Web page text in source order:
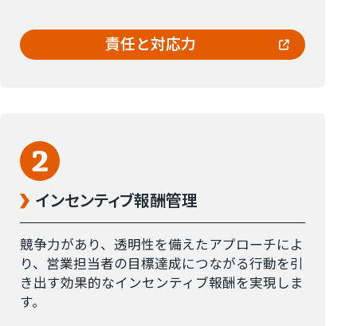
責任と対応力
インセンティブ報酬管理
競争力があり、透明性を備えたアプローチによ
り、営業担当者の目標達成につながる行動を引
き出す効果的なインセンティブ報酬を実現しま
す。